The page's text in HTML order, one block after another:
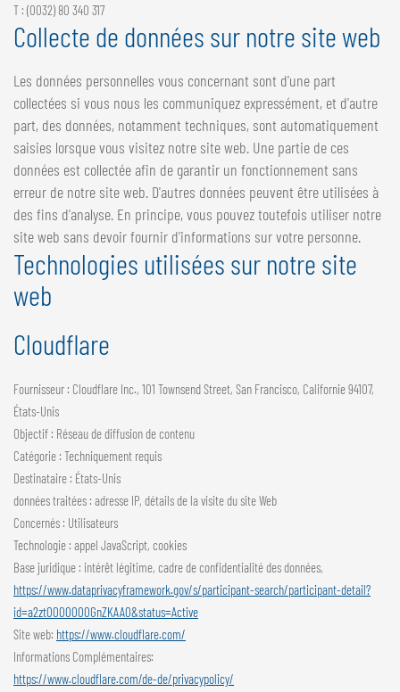
T : (0032) 80 340 317
Collecte de données sur notre site web
Les données personnelles vous concernant sont d'une part
collectées si vous nous les communiquez expressément, et d'autre
part, des données, notamment techniques, sont automatiquement
saisies lorsque vous visitez notre site web. Une partie de ces
données est collectée afin de garantir un fonctionnement sans
erreur de notre site web. D'autres données peuvent être utilisées à
des fins d'analyse. En principe, vous pouvez toutefois utiliser notre
site web sans devoir fournir d'informations sur votre personne.
Technologies utilisées sur notre site
web
Cloudflare
Fournisseur : Cloudflare Inc., 101 Townsend Street, San Francisco, Californie 94107,
États-Unis
Objectif : Réseau de diffusion de contenu
Catégorie : Techniquement requis
Destinataire : États-Unis
données traitées : adresse IP, détails de la visite du site Web
Concernés : Utilisateurs
Technologie : appel JavaScript, cookies
Base juridique : intérêt légitime, cadre de confidentialité des données,
https://www.dataprivacyframework.gov/s/participant-search/participant-detail?
id=a2zt0000000GnZKAA0&status=Active
Site web: https://www.cloudflare.com/
Informations Complémentaires:
https://www.cloudflare.com/de-de/privacypolicy/